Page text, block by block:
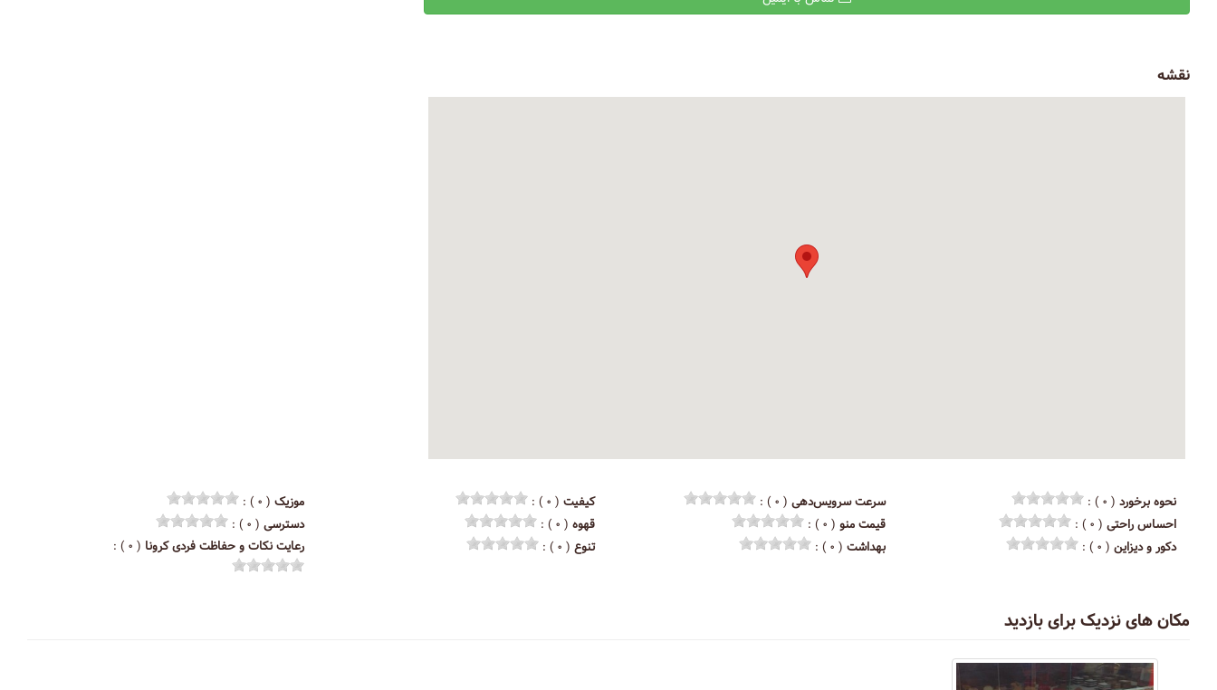
نقشه
نحوه برخورد ( ۰ ) : سرعت سرویس‌دهی ( ۰ ) : کیفیت ( ۰ ) : موزیک ( ۰ ) :
احساس راحتی ( ۰ ) : قیمت منو ( ۰ ) : قهوه ( ۰ ) : دسترسی ( ۰ ) :
دکور و دیزاین ( ۰ ) : بهداشت ( ۰ ) : تنوع ( ۰ ) : رعایت نکات و حفاظت فردی کرونا ( ۰ ) :
مکان های نزدیک برای بازدید